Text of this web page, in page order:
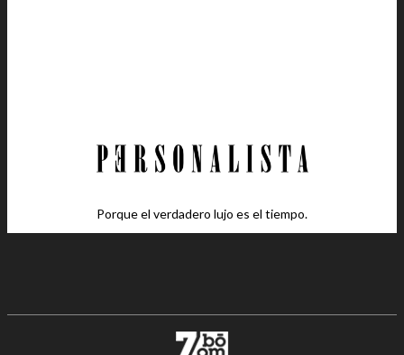
Porque el verdadero lujo es el tiempo.